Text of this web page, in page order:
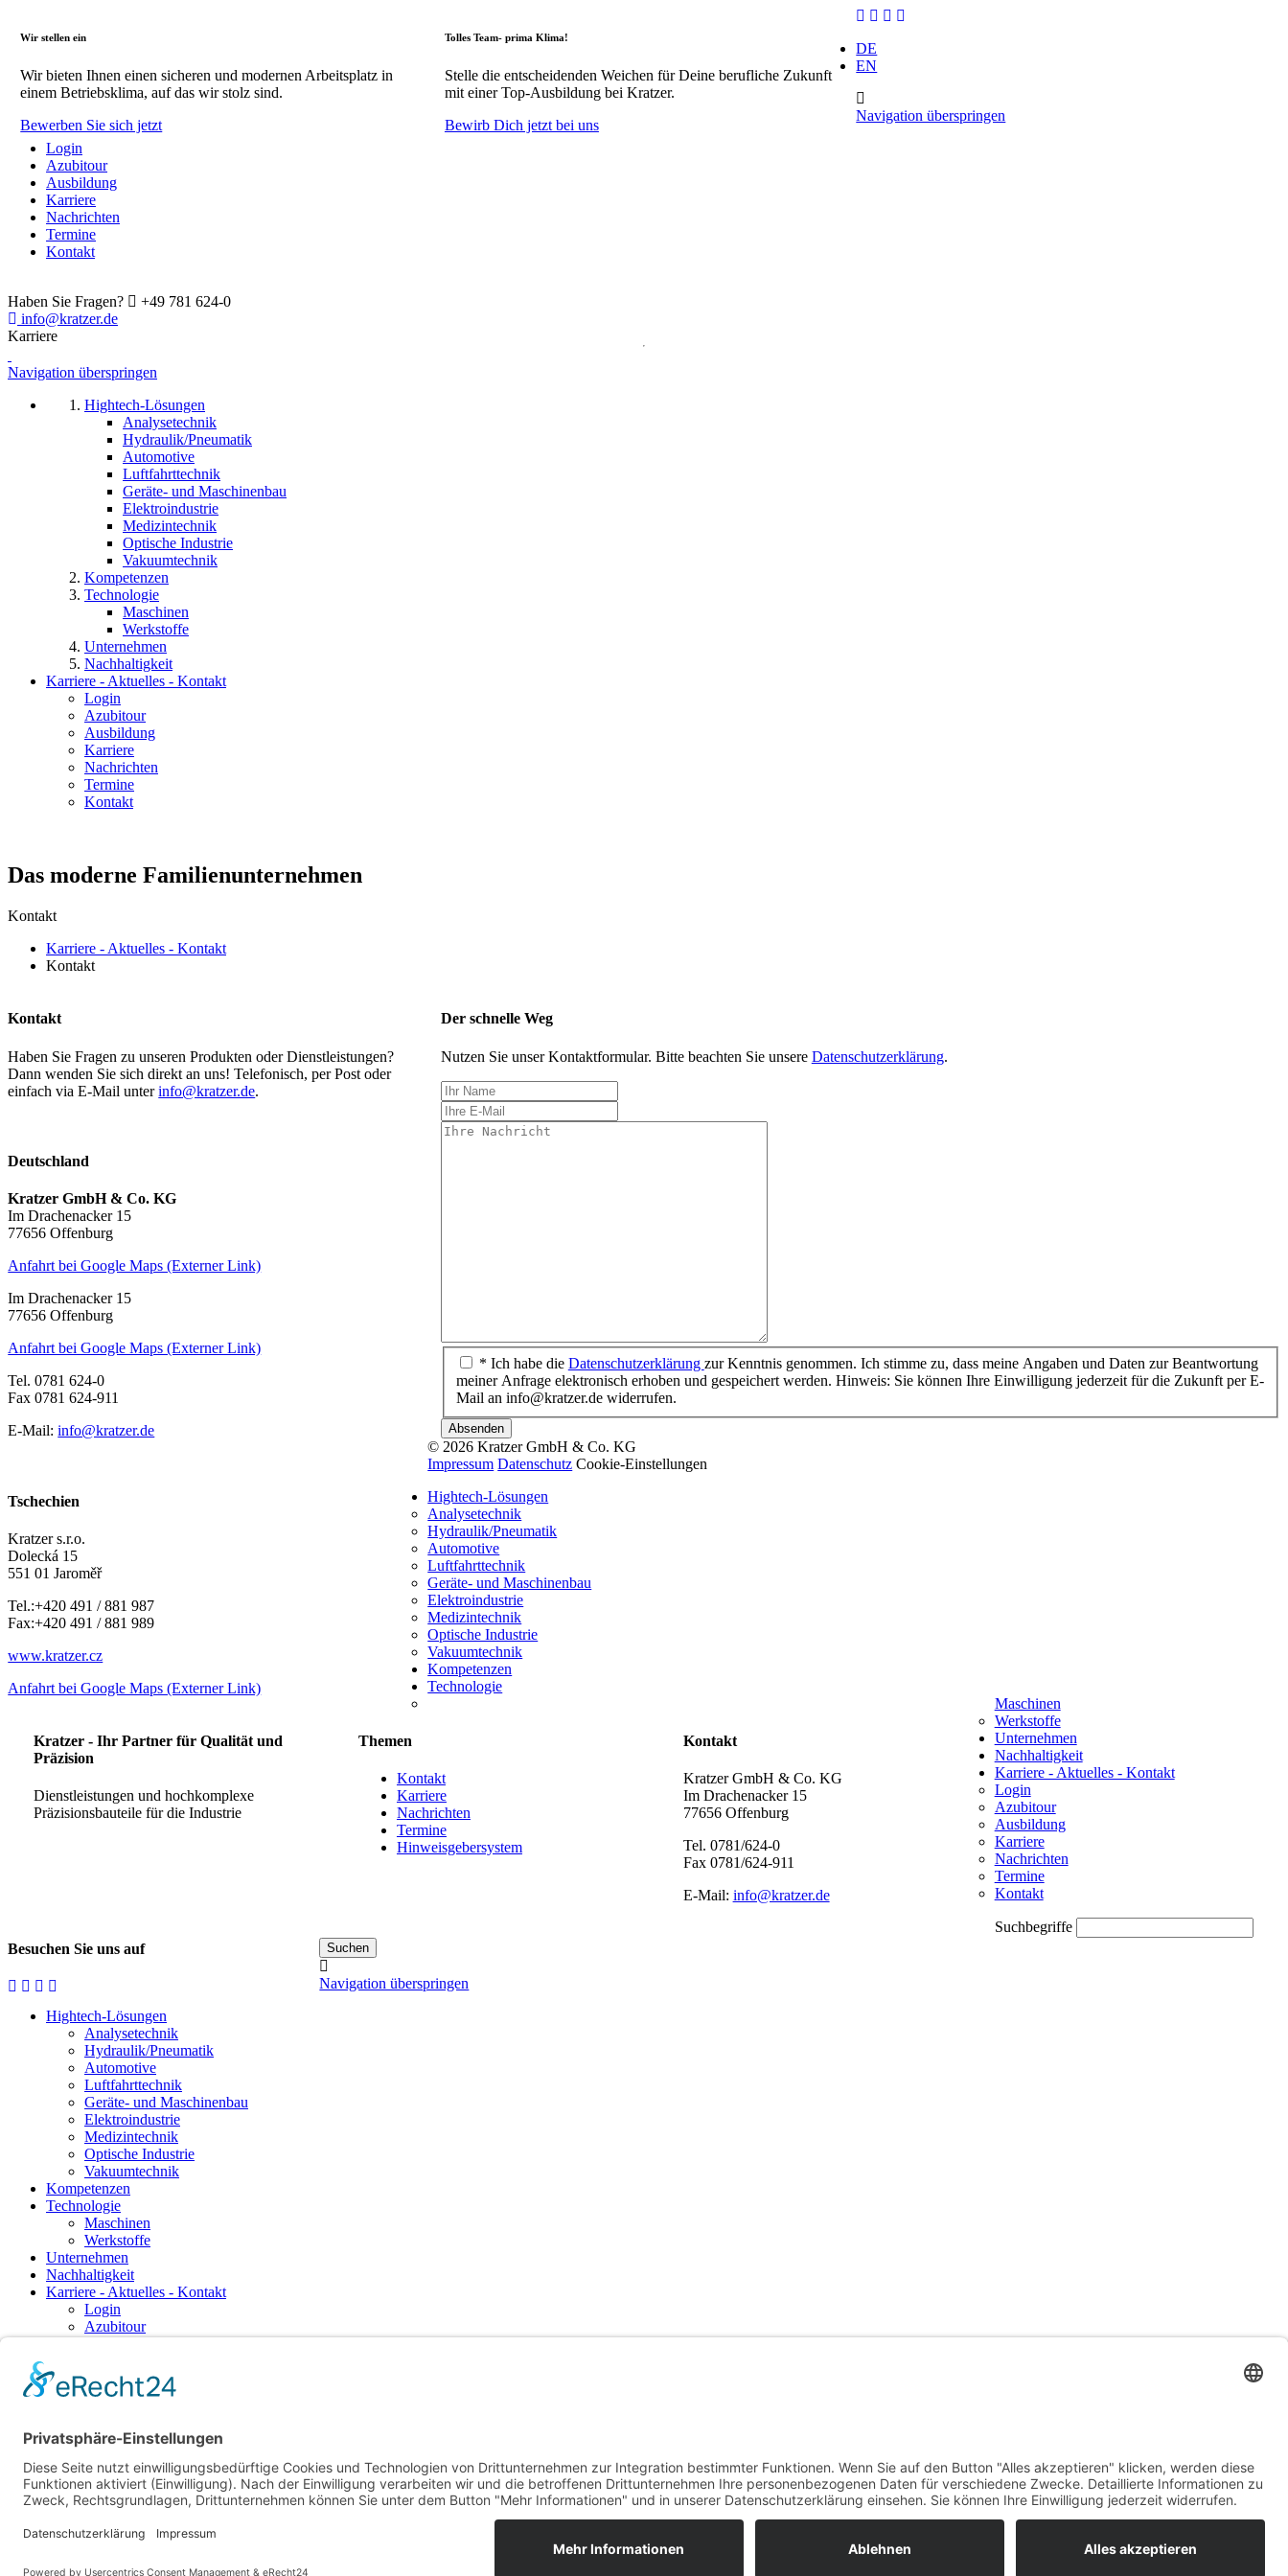
Wir stellen ein
Wir bieten Ihnen einen sicheren und modernen Arbeitsplatz in
einem Betriebsklima, auf das wir stolz sind.
Bewerben Sie sich jetzt
Tolles Team- prima Klima!
Stelle die entscheidenden Weichen für Deine berufliche Zukunft
mit einer Top-Ausbildung bei Kratzer.
Bewirb Dich jetzt bei uns
DE
EN
Navigation überspringen
Login
Azubitour
Ausbildung
Karriere
Nachrichten
Termine
Kontakt
Haben Sie Fragen?
+49 781 624-0
info@kratzer.de
Karriere
Navigation überspringen
Hightech-Lösungen
Analysetechnik
Hydraulik/Pneumatik
Automotive
Luftfahrttechnik
Geräte- und Maschinenbau
Elektroindustrie
Medizintechnik
Optische Industrie
Vakuumtechnik
Kompetenzen
Technologie
Maschinen
Werkstoffe
Unternehmen
Nachhaltigkeit
Karriere - Aktuelles - Kontakt
Login
Azubitour
Ausbildung
Karriere
Nachrichten
Termine
Kontakt
Das moderne Familienunternehmen
Kontakt
Karriere - Aktuelles - Kontakt
Kontakt
Kontakt
Haben Sie Fragen zu unseren Produkten oder Dienstleistungen?
Dann wenden Sie sich direkt an uns! Telefonisch, per Post oder
einfach via E-Mail unterinfo@kratzer.de.
Deutschland
Kratzer GmbH & Co. KG
Im Drachenacker 15
77656 Offenburg
Anfahrt bei Google Maps (Externer Link)
Im Drachenacker 15
77656 Offenburg
Anfahrt bei Google Maps (Externer Link)
Tel. 0781 624-0
Fax 0781 624-911
E-Mail:info@kratzer.de
Tschechien
Kratzer s.r.o.
Dolecká 15
551 01 Jaroměř
Tel.:+420 491 / 881 987
Fax:+420 491 / 881 989
www.kratzer.cz
Anfahrt bei Google Maps (Externer Link)
Der schnelle Weg
Nutzen Sie unser Kontaktformular. Bitte beachten Sie unsere Datenschutzerklärung.
* Ich habe die Datenschutzerklärung zur Kenntnis genommen. Ich stimme zu, dass meine Angaben und Daten zur Beantwortung
meiner Anfrage elektronisch erhoben und gespeichert werden. Hinweis: Sie können Ihre Einwilligung jederzeit für die Zukunft per E-
Mail an info@kratzer.de widerrufen.
Absenden
Kratzer - Ihr Partner für Qualität und
Präzision
Dienstleistungen und hochkomplexe
Präzisionsbauteile für die Industrie
Themen
Kontakt
Karriere
Nachrichten
Termine
Hinweisgebersystem
Kontakt
Kratzer GmbH & Co. KG
Im Drachenacker 15
77656 Offenburg
Tel. 0781/624-0
Fax 0781/624-911
E-Mail: info@kratzer.de
Besuchen Sie uns auf
© 2026 Kratzer GmbH & Co. KG
Impressum Datenschutz Cookie-Einstellungen
Hightech-Lösungen
Analysetechnik
Hydraulik/Pneumatik
Automotive
Luftfahrttechnik
Geräte- und Maschinenbau
Elektroindustrie
Medizintechnik
Optische Industrie
Vakuumtechnik
Kompetenzen
Technologie
Maschinen
Werkstoffe
Unternehmen
Nachhaltigkeit
Karriere - Aktuelles - Kontakt
Login
Azubitour
Ausbildung
Karriere
Nachrichten
Termine
Kontakt
Suchbegriffe
Navigation überspringen
Hightech-Lösungen
Analysetechnik
Hydraulik/Pneumatik
Automotive
Luftfahrttechnik
Geräte- und Maschinenbau
Elektroindustrie
Medizintechnik
Optische Industrie
Vakuumtechnik
Kompetenzen
Technologie
Maschinen
Werkstoffe
Unternehmen
Nachhaltigkeit
Karriere - Aktuelles - Kontakt
Login
Azubitour
Nachrichten
Termine
Suchbegriffe
Suchen
DE